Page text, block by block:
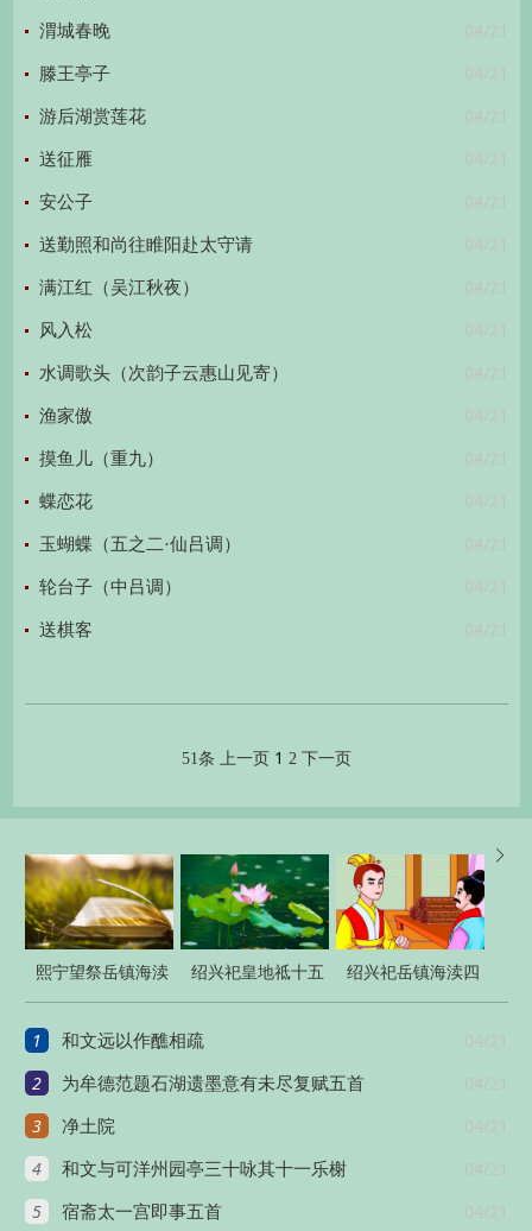
04/21
渭城春晚
04/21
滕王亭子
04/21
游后湖赏莲花
04/21
送征雁
04/21
安公子
04/21
送勤照和尚往睢阳赴太守请
04/21
满江红（吴江秋夜）
04/21
风入松
04/21
水调歌头（次韵子云惠山见寄）
04/21
渔家傲
04/21
摸鱼儿（重九）
04/21
蝶恋花
04/21
玉蝴蝶（五之二·仙吕调）
04/21
轮台子（中吕调）
04/21
送棋客
51条 上一页 1 2 下一页

熙宁望祭岳镇海渎
十七首
绍兴祀皇地祗十五
首
绍兴祀岳镇海渎四
十三首
1 04/21
和文远以作醮相疏
2 04/21
为牟德范题石湖遗墨意有未尽复赋五首
3 04/21
净土院
4 04/21
和文与可洋州园亭三十咏其十一乐榭
5 04/21
宿斋太一宫即事五首